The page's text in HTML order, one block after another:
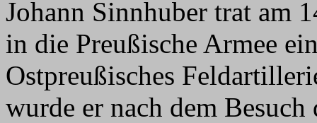
Johann Sinnhuber trat am
in die Preußische Armee
Ostpreußisches
wurde er nach dem